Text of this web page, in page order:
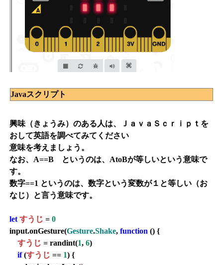
Javaスクリプト
興味（きょうみ）のある人は、ＪａｖａＳｃｒｉｐｔを
おして英語を調べてみてください
意味を考えましょう。
なお、A==B というのは、AtoBが等しいという意味で
す。
数字==1 というのは、数字という変数が１と等しい（お
なじ）と言う意味です。
let すうじ = 0
input.onGesture(Gesture.Shake, function () {
すうじ = randint(1, 6)
if(すうじ == 1) {